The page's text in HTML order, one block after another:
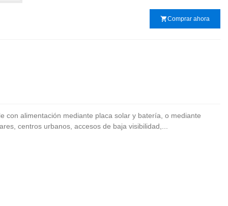
shopping_cartComprar ahora
con alimentación mediante placa solar y batería, o mediante
centros urbanos, accesos de baja visibilidad,...